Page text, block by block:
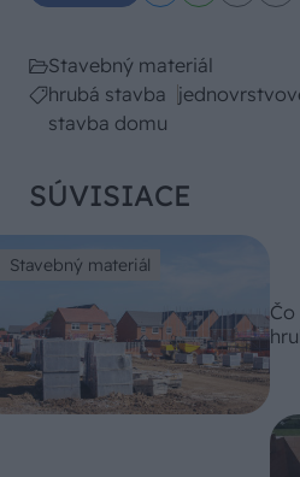
Stavebný materiál
hrubá stavba
stavba domu
SÚVISIACE
Stavebný materiál